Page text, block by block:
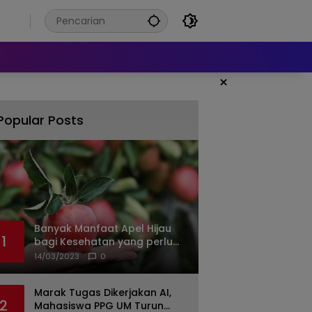
×
Posts
1
Banyak Manfaat Apel Hijau
bagi Kesehatan yang perlu
Anda ketahui
14/03/2023 0
2
Marak Tugas Dikerjakan AI,
Mahasiswa PPG UM Turun